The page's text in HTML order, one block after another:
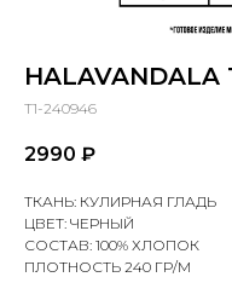
HALAVANDALA
T1-240946
2990 ₽
ТКАНЬ: КУЛИРНАЯ ГЛАДЬ
ЦВЕТ: ЧЕРНЫЙ
СОСТАВ: 100% ХЛОПОК
ПЛОТНОСТЬ 240 ГР/М